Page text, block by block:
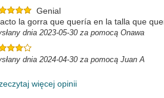
Genial
la gorra que quería en la talla que
dnia 2023-05-30 za pomocą Onawa
dnia 2024-04-30 za pomocą Juan A
więcej opinii